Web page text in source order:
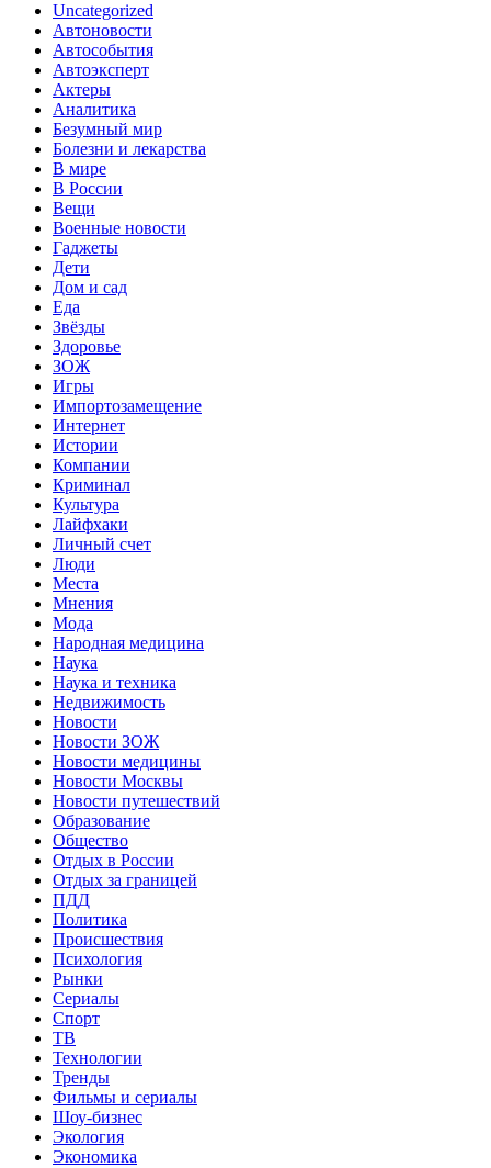
Uncategorized
Автоновости
Автособытия
Автоэксперт
Актеры
Аналитика
Безумный мир
Болезни и лекарства
В мире
В России
Вещи
Военные новости
Гаджеты
Дети
Дом и сад
Еда
Звёзды
Здоровье
ЗОЖ
Игры
Импортозамещение
Интернет
Истории
Компании
Криминал
Культура
Лайфхаки
Личный счет
Люди
Места
Мнения
Мода
Народная медицина
Наука
Наука и техника
Недвижимость
Новости
Новости ЗОЖ
Новости медицины
Новости Москвы
Новости путешествий
Образование
Общество
Отдых в России
Отдых за границей
ПДД
Политика
Происшествия
Психология
Рынки
Сериалы
Спорт
ТВ
Технологии
Тренды
Фильмы и сериалы
Шоу-бизнес
Экология
Экономика